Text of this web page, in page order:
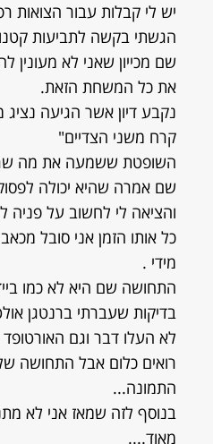
יש לי קבלות עבור הצואות
הגשתי בקשה לתביעות
שם מכייון שאני לא מעונין
את כל המשחת הזאת.
נקבע דיון אשר הגיעה
קרח משני הצדיים"
השופטת ששמעה את מה
שם אמרה שהיא יכולה
והציאה לי לחשוב על
כל אותו הזמן אני סובל
מידי .
התחושה שם היא לא כמו
בדיקות שעברתי ברנטגן
לא העלו דבר וגם
רואים כלום אבל התחושה
התמונה...
בנוסף לזה שמאז אני לא
מאוד....